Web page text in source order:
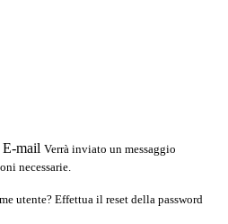
E-mail Verrà inviato un messaggio
necessarie.
utente? Effettua il reset della password